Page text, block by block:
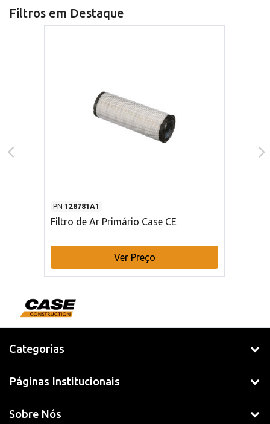
Filtros em Destaque
PN 128781A1
Filtro de Ar Primário Case CE
Ver Preço
Categorias
Páginas Institucionais
Sobre Nós